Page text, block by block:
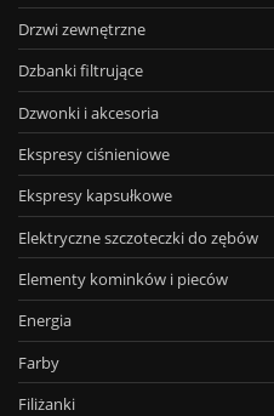
Drzwi zewnętrzne
Dzbanki filtrujące
Dzwonki i akcesoria
Ekspresy ciśnieniowe
Ekspresy kapsułkowe
Elektryczne szczoteczki do zębów
Elementy kominków i pieców
Energia
Farby
Filiżanki